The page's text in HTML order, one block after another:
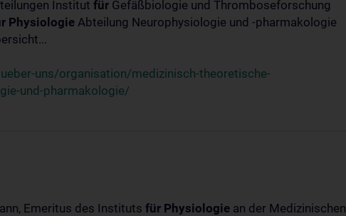
Institut für Gefäßbiologie und Thromboseforschung
Physiologie Abteilung Neurophysiologie und -pharmakologie
uns/organisation/medizinisch-theoretische-
und-pharmakologie/
Emeritus des Instituts für Physiologie an der Medizinischen